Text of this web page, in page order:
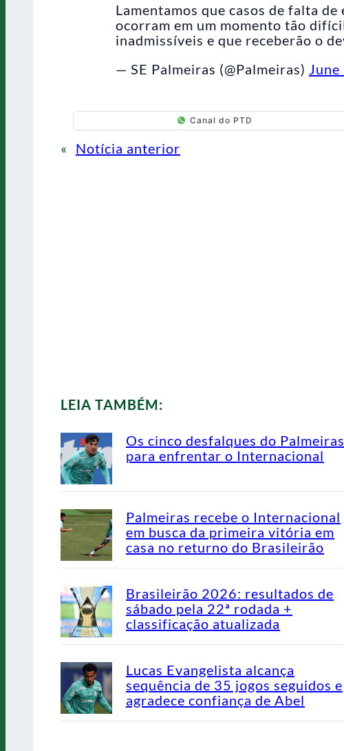
Lamentamos que casos de falta
ocorram em um momento tão
inadmissíveis e que receberão o
— SE Palmeiras (@Palmeiras)
Canal do PTD
« Notícia anterior
LEIA TAMBÉM:
Os cinco desfalques do Palmeiras
para enfrentar o Internacional
Palmeiras recebe o Internacional
em busca da primeira vitória em
casa no returno do Brasileirão
Brasileirão 2026: resultados de
sábado pela 22ª rodada +
classificação atualizada
Lucas Evangelista alcança
sequência de 35 jogos seguidos e
agradece confiança de Abel